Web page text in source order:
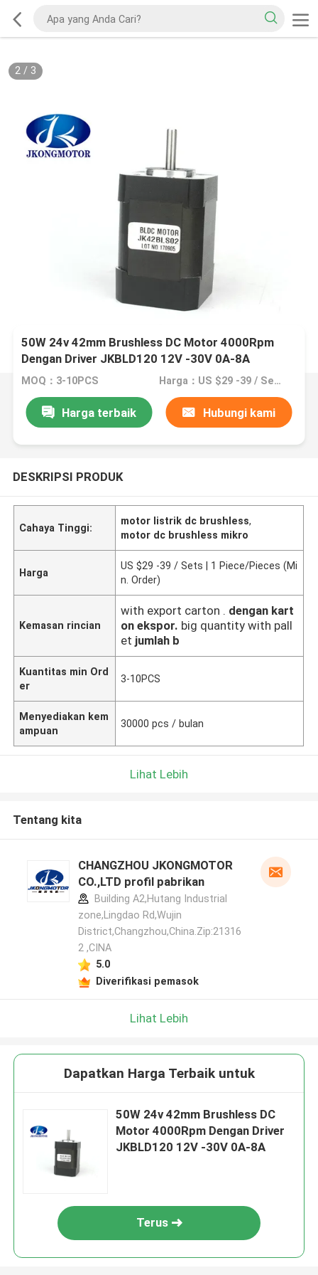
2/ 3
50W 24v 42mm Brushless DC Motor 4000Rpm
Dengan Driver JKBLD120 12V -30V 0A-8A
MOQ：3-10PCS Harga：US $29 -39 / Sets | 1 Piece/Pieces (Min. Order)
Harga terbaik Hubungi kami
DESKRIPSI PRODUK
Cahaya Tinggi:
motor listrik dc brushless,
motor dc brushless mikro
Harga
US $29 -39 / Sets | 1 Piece/Pieces (Mi
n. Order)
Kemasan rincian
with export carton . dengan kart
on ekspor. big quantity with pall
et jumlah b
Kuantitas min Ord
er
3-10PCS
Menyediakan kem
ampuan
30000 pcs / bulan
Lihat Lebih
Tentang kita
CHANGZHOU JKONGMOTOR
CO.,LTD profil pabrikan
Building A2,Hutang Industrial
zone,Lingdao Rd,Wujin
District,Changzhou,China.Zip:21316
2 ,CINA
5.0
Diverifikasi pemasok
Lihat Lebih
Dapatkan Harga Terbaik untuk
50W 24v 42mm Brushless DC
Motor 4000Rpm Dengan Driver
JKBLD120 12V -30V 0A-8A
Terus